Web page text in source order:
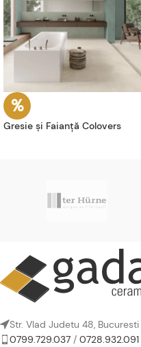
Gresie și Faianță Colovers
Str. Vlad Judetu 48, Bucuresti
0799.729.037 / 0728.932.091